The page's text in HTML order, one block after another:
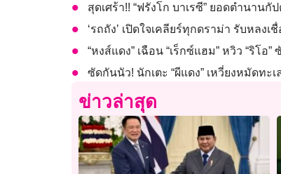
สุดเศร้า!! “ฟรังโก บาเรซี” ยอดตำนานกั
‘รถถัง’ เปิดใจเคลียร์ทุกดราม่า รับหล
“หงส์แดง” เฉือน “เร็กซ์แฮม” หวิว “ริโอ
ซัดกันนัว! นักเตะ “ผีแดง” เหวี่ยงหมัดทะ
ข่าวล่าสุด